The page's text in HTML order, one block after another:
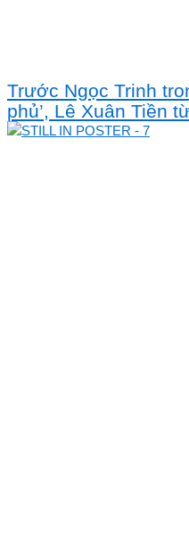
Trước Ngọc Trinh
phủ’, Lê Xuân Tiền